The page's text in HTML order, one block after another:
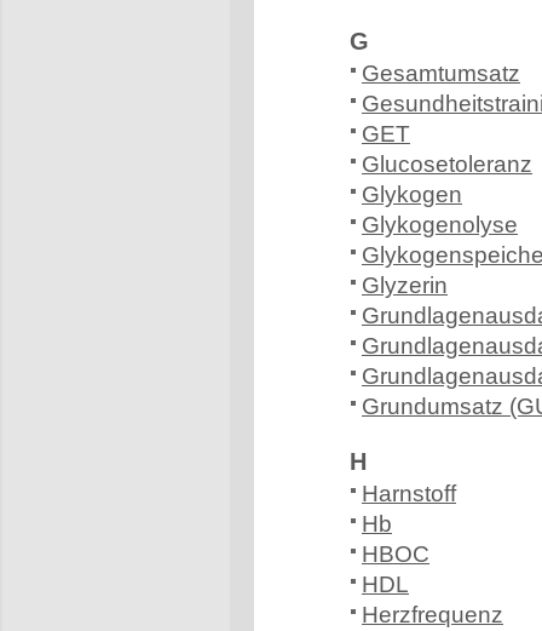
G
Gesamtumsatz
GET
Glucosetoleranz
Glykogen
Glykogenolyse
Glyzerin
Grundumsatz
H
Harnstoff
Hb
HBOC
HDL
Herzfrequenz